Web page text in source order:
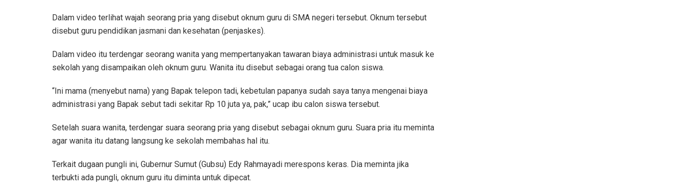
Dalam video terlihat wajah seorang pria yang disebut oknum guru di SMA negeri tersebut. Oknum tersebut
disebut guru pendidikan jasmani dan kesehatan (penjaskes).
Dalam video itu terdengar seorang wanita yang mempertanyakan tawaran biaya administrasi untuk masuk ke
sekolah yang disampaikan oleh oknum guru. Wanita itu disebut sebagai orang tua calon siswa.
“Ini mama (menyebut nama) yang Bapak telepon tadi, kebetulan papanya sudah saya tanya mengenai biaya
administrasi yang Bapak sebut tadi sekitar Rp 10 juta ya, pak,” ucap ibu calon siswa tersebut.
Setelah suara wanita, terdengar suara seorang pria yang disebut sebagai oknum guru. Suara pria itu meminta
agar wanita itu datang langsung ke sekolah membahas hal itu.
Terkait dugaan pungli ini, Gubernur Sumut (Gubsu) Edy Rahmayadi merespons keras. Dia meminta jika
terbukti ada pungli, oknum guru itu diminta untuk dipecat.